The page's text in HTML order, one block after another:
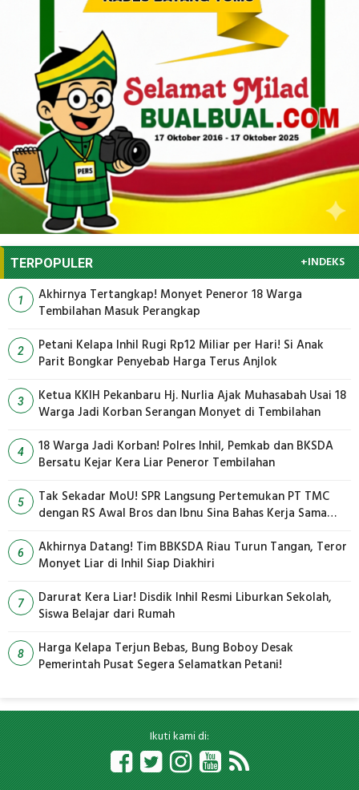
TERPOPULER +INDEKS
1
Akhirnya Tertangkap! Monyet Peneror 18 Warga
Tembilahan Masuk Perangkap
2
Petani Kelapa Inhil Rugi Rp12 Miliar per Hari! Si Anak
Parit Bongkar Penyebab Harga Terus Anjlok
3
Ketua KKIH Pekanbaru Hj. Nurlia Ajak Muhasabah Usai 18
Warga Jadi Korban Serangan Monyet di Tembilahan
4
18 Warga Jadi Korban! Polres Inhil, Pemkab dan BKSDA
Bersatu Kejar Kera Liar Peneror Tembilahan
5
Tak Sekadar MoU! SPR Langsung Pertemukan PT TMC
dengan RS Awal Bros dan Ibnu Sina Bahas Kerja Sama
6
Akhirnya Datang! Tim BBKSDA Riau Turun Tangan, Teror
Monyet Liar di Inhil Siap Diakhiri
7
Darurat Kera Liar! Disdik Inhil Resmi Liburkan Sekolah,
Siswa Belajar dari Rumah
8
Harga Kelapa Terjun Bebas, Bung Boboy Desak
Pemerintah Pusat Segera Selamatkan Petani!
Ikuti kami di: